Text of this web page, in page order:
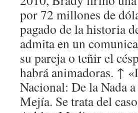
por 72 millones de
pagado de la historia
admita en un
su pareja o teñir el
habrá animadoras. ↑
Nacional: De la Nada
Mejía. Se trata del